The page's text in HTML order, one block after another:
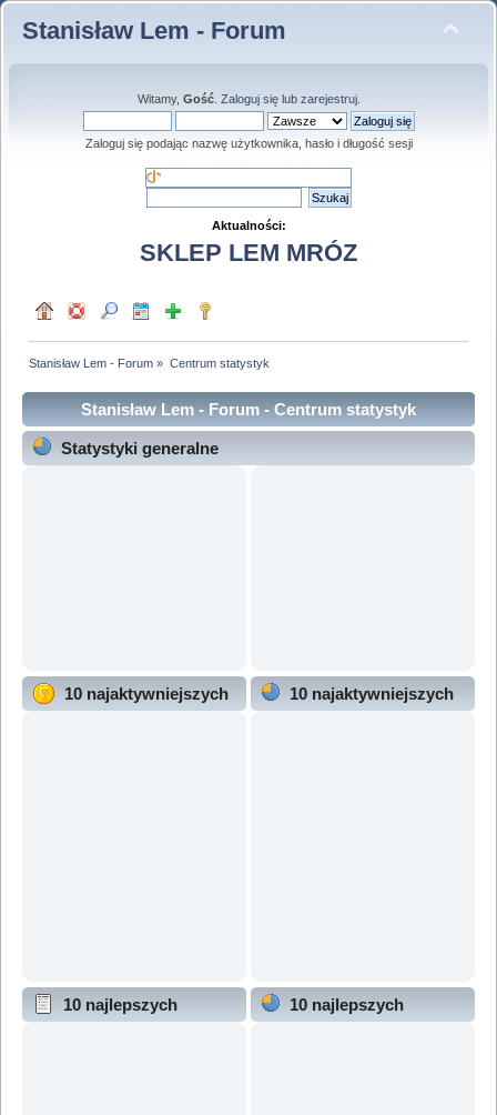
Stanisław Lem - Forum
Witamy, Gość. Zaloguj sięlub zarejestruj.
Zaloguj się podając nazwę użytkownika, hasło i długość sesji
Aktualności:
SKLEP LEM MRÓZ
Stanisław Lem - Forum » Centrum statystyk
Stanisław Lem - Forum - Centrum statystyk
Statystyki generalne
10 najaktywniejszych
10 najaktywniejszych
10 najlepszych
10 najlepszych